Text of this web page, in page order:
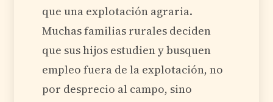
que una explotación agraria.
Muchas familias rurales deciden
que sus hijos estudien y busquen
empleo fuera de la explotación, no
por desprecio al campo, sino